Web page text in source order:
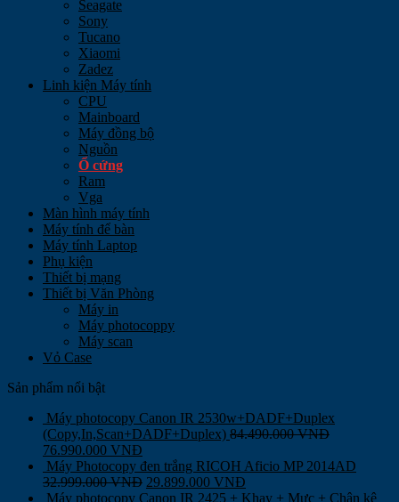
Seagate
Sony
Tucano
Xiaomi
Zadez
Linh kiện Máy tính
CPU
Mainboard
Máy đồng bộ
Nguồn
Ổ cứng
Ram
Vga
Màn hình máy tính
Máy tính để bàn
Máy tính Laptop
Phụ kiện
Thiết bị mạng
Thiết bị Văn Phòng
Máy in
Máy photocoppy
Máy scan
Vỏ Case
Sản phẩm nổi bật
Máy photocopy Canon IR 2530w+DADF+Duplex
(Copy,In,Scan+DADF+Duplex) 84.490.000VNĐ
76.990.000 VNĐ
Máy Photocopy đen trắng RICOH Aficio MP 2014AD
32.999.000VNĐ 29.899.000 VNĐ
Máy photocopy Canon IR 2425 + Khay + Mực + Chân kê